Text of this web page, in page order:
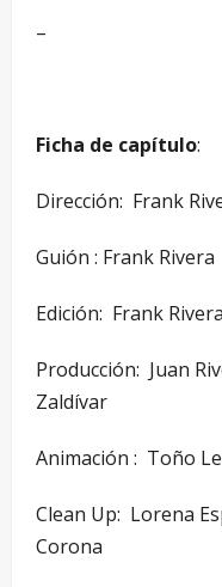
–
Ficha de capítulo:
Dirección: ­ Frank
Guión ­: Frank Rivera
Edición: ­ Frank Rivera
Producción: ­ Juan
Zaldívar
Animación : Toño
Clean Up: ­ Lorena
Corona